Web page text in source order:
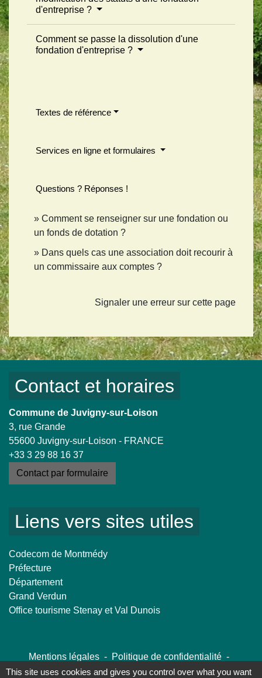
d'entreprise ?
Comment se passe la dissolution d'une
fondation d'entreprise ?
Textes de référence
Services en ligne et formulaires
Questions ? Réponses !
Comment se renseigner sur une fondation ou
un fonds de dotation ?
Dans quels cas une association doit recourir à
un commissaire aux comptes ?
Signaler une erreur sur cette page
Contact et horaires
Commune de Juvigny-sur-Loison
3, rue Grande
55600 Juvigny-sur-Loison - FRANCE
+33 3 29 88 16 37
Contact par formulaire
Liens vers sites utiles
Codecom de Montmédy
Préfecture
Département
Grand Verdun
Office tourisme Stenay et Val Dunois
Mentions légales - Politique de confidentialité -
Accessibilité - Plan du site - Gestion des cookies
This site uses cookies and gives you control over what you want